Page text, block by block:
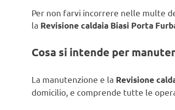
Per non farvi incorrere nelle multe
la Revisione caldaia Biasi Porta
Cosa si intende per
La manutenzione e la Revisione
domicilio, e comprende tutte le